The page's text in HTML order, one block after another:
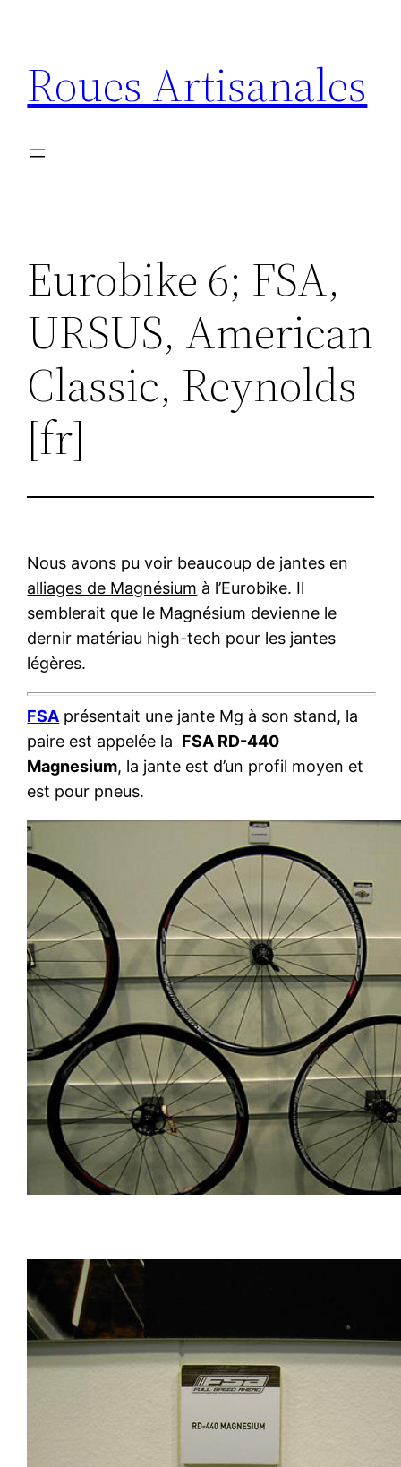
contenu
Roues Artisanales
Eurobike 6; FSA,
URSUS, American
Classic, Reynolds
[fr]
Nous avons pu voir beaucoup de jantes en
alliages de Magnésium à l’Eurobike. Il
semblerait que le Magnésium devienne le
dernir matériau high-tech pour les jantes
légères.
FSA présentait une jante Mg à son stand, la
paire est appelée la FSA RD-440
Magnesium, la jante est d’un profil moyen et
est pour pneus.